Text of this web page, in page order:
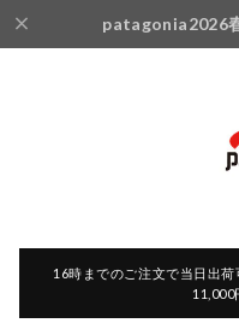
patagonia2026
16時までのご注文で当日出
11,000